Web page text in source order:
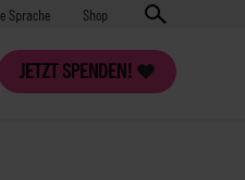
Sprache Shop
JETZT SPENDEN!